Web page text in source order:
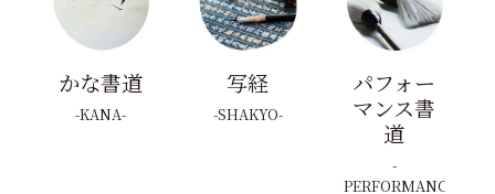
かな書道
KANA
写経
SHAKYO
パフォー
マンス書
道
PERFORMANCE